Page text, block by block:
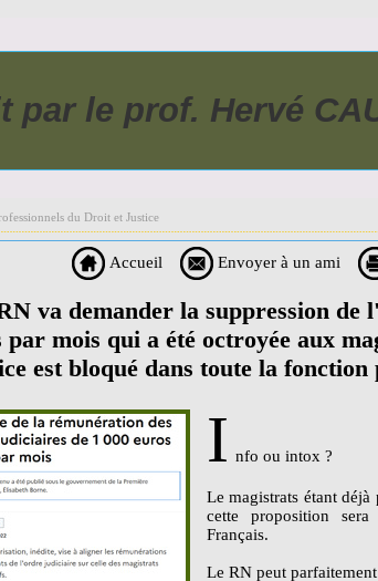
par le prof. Hervé
du Droit et Justice
Accueil Envoyer à un ami
va demander la suppression de
par mois qui a été octroyée aux
est bloqué dans toute la fonction
I nfo ou intox ?
Le magistrats étant
cette proposition
Français.
Le RN peut